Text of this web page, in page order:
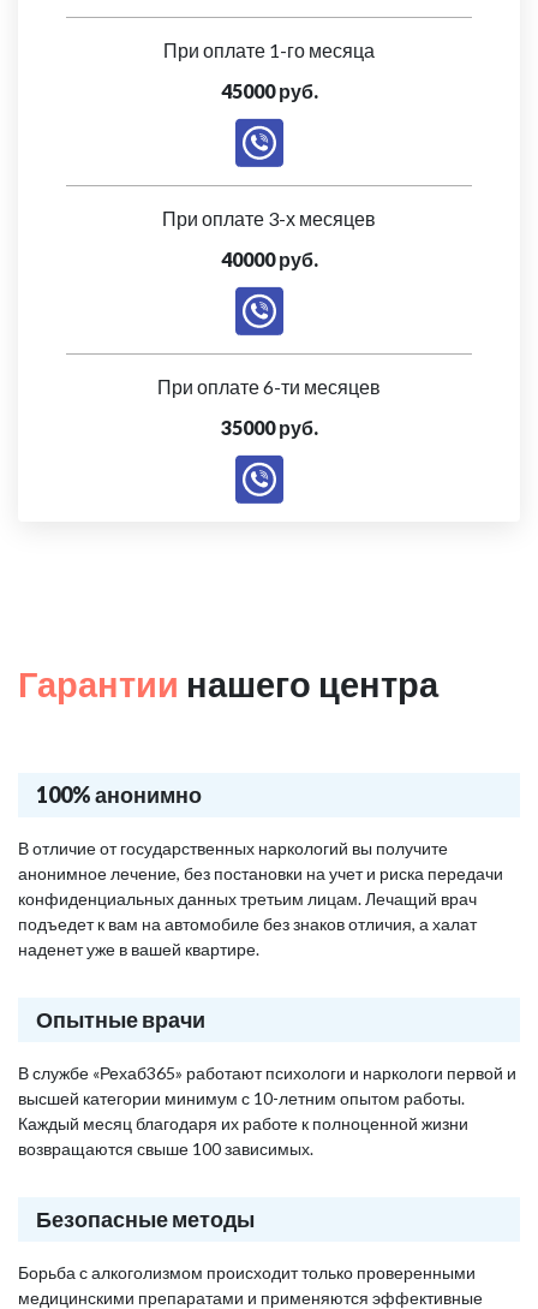
При оплате 1-го месяца
45000 руб.
При оплате 3-х месяцев
40000 руб.
При оплате 6-ти месяцев
35000 руб.
Гарантии нашего центра
100% анонимно
В отличие от государственных наркологий вы получите
анонимное лечение, без постановки на учет и риска передачи
конфиденциальных данных третьим лицам. Лечащий врач
подъедет к вам на автомобиле без знаков отличия, а халат
наденет уже в вашей квартире.
Опытные врачи
В службе «Рехаб365» работают психологи и наркологи первой и
высшей категории минимум с 10-летним опытом работы.
Каждый месяц благодаря их работе к полноценной жизни
возвращаются свыше 100 зависимых.
Безопасные методы
Борьба с алкоголизмом происходит только проверенными
медицинскими препаратами и применяются эффективные